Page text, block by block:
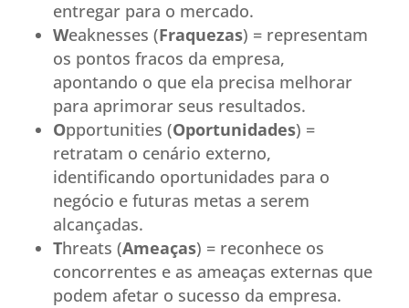
entregar para o mercado.
Weaknesses (Fraquezas) = representam
os pontos fracos da empresa,
apontando o que ela precisa melhorar
para aprimorar seus resultados.
Opportunities (Oportunidades) =
retratam o cenário externo,
identificando oportunidades para o
negócio e futuras metas a serem
alcançadas.
Threats (Ameaças) = reconhece os
concorrentes e as ameaças externas que
podem afetar o sucesso da empresa.